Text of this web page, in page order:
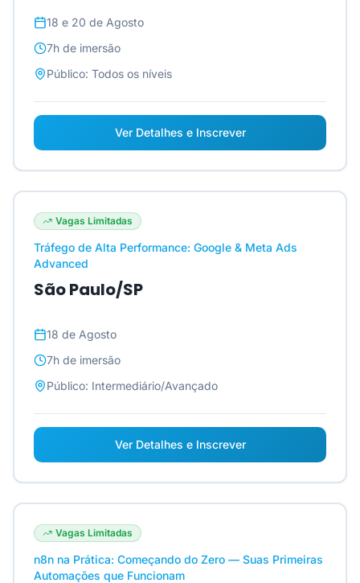
18 e 20 de Agosto
7h de imersão
Público: Todos os níveis
Ver Detalhes e Inscrever
Vagas Limitadas
Tráfego de Alta Performance: Google & Meta Ads
Advanced
São Paulo/SP
18 de Agosto
7h de imersão
Público: Intermediário/Avançado
Ver Detalhes e Inscrever
Vagas Limitadas
n8n na Prática: Começando do Zero — Suas Primeiras
Automações que Funcionam